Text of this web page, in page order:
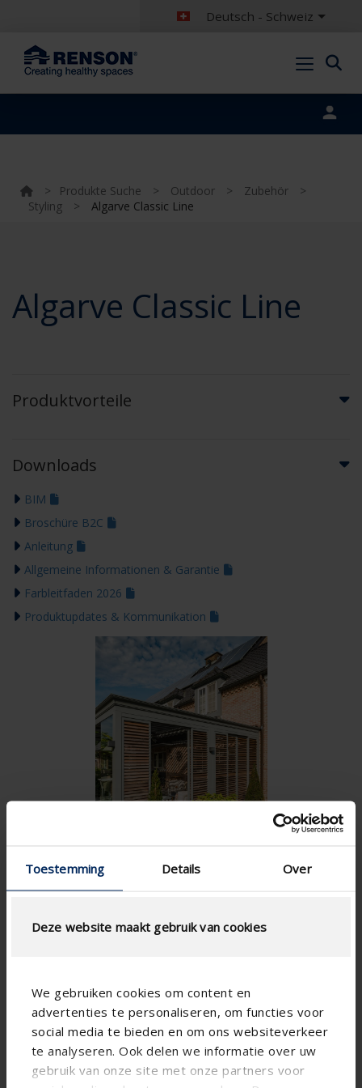
Toestemming Details Over
Deze website maakt gebruik van cookies
We gebruiken cookies om content en
advertenties te personaliseren, om functies voor
social media te bieden en om ons websiteverkeer
te analyseren. Ook delen we informatie over uw
gebruik van onze site met onze partners voor
Deutsch - Schweiz
> Produkte Suche > Outdoor > Zubehör
>
Styling
> Algarve Classic Line
Algarve Classic Line
Produktvorteile
Downloads
BIM
Broschüre B2C
Anleitung
Allgemeine Informationen & Garantie
Farbleitfaden 2026
Produktupdates & Kommunikation